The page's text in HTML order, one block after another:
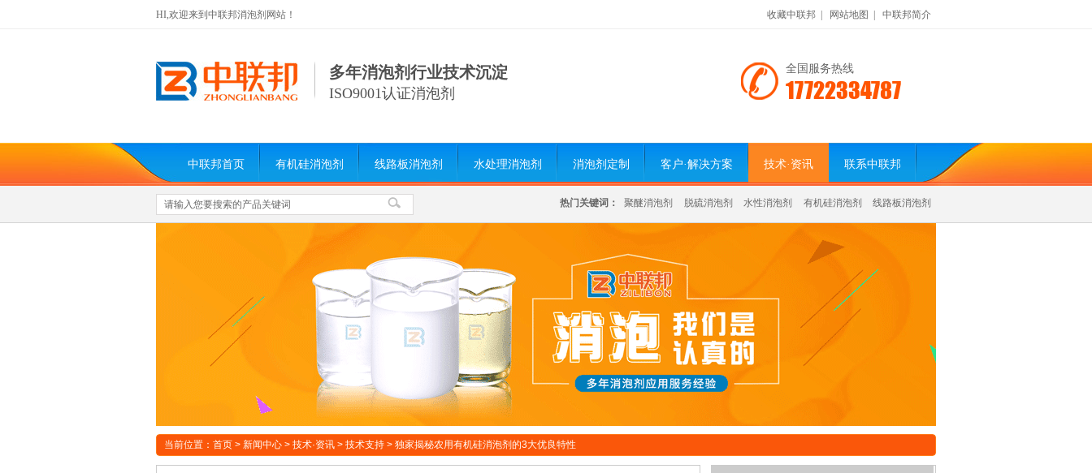
收藏中联邦 网站地图 中联邦简介
HI,欢迎来到中联邦消泡剂网站！
多年消泡剂行业技术沉淀
ISO9001认证消泡剂
全国服务热线
17722334787
中联邦首页 有机硅消泡剂 线路板消泡剂 水处理消泡剂 消泡剂定制 客户·解决方案 技术·资讯 联系中联邦
热门关键词： 聚醚消泡剂 脱硫消泡剂 水性消泡剂 有机硅消泡剂 线路板消泡剂
当前位置： 首页 > 新闻中心 > 技术·资讯 > 技术支持 > 独家揭秘农用有机硅消泡剂的3大优良特性